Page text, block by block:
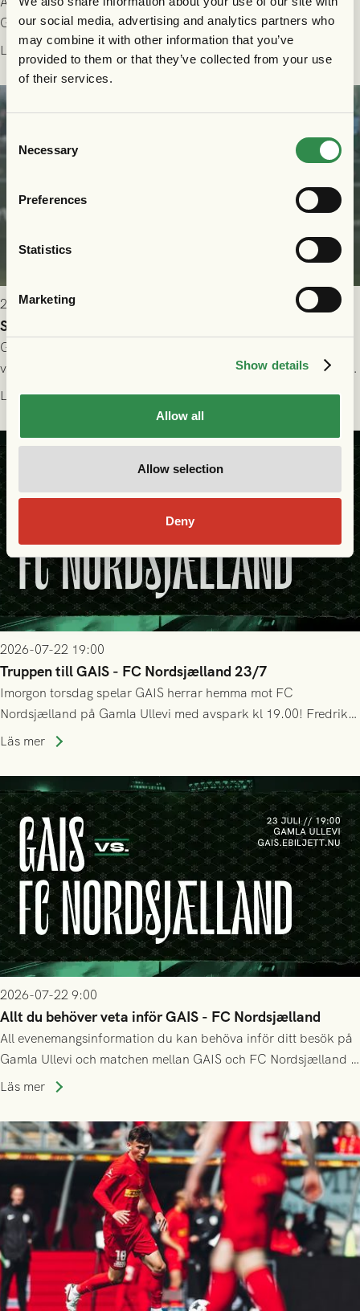
our social media, advertising and analytics partners who
may combine it with other information that you’ve
provided to them or that they’ve collected from your use
of their services.
Consent
Selection
Necessary
Preferences
Statistics
Marketing
Show details
Allow all
Allow selection
Deny
Gamla Ullevi och matchen mellan GAIS och Halmstads BK i
Allsvenskan! Avspark kl 16.30 på söndag 26/7.
Läs mer
2026-07-24 16:40
Seger i första kvalmatchen mot FC Nordsjælland
GAIS dominerade i första halvlek och skapade fler chanser,
välförtjänt fick de in ett ledningsmål strax innan halvtid. Efter
halvtidsvilan sjönk tempot när Nordsjälland tilläts ha mer av
bollen, men GAIS försvarade sig disciplinerat och säkrade en
seger! Matchfoto: Mikael Josefsson & Lasse Ekström
Läs mer
2026-07-22 19:00
Truppen till GAIS - FC Nordsjælland 23/7
Imorgon torsdag spelar GAIS herrar hemma mot FC
Nordsjælland på Gamla Ullevi med avspark kl 19.00! Fredrik
Holmberg och ledarstaben har tagit ut följande trupp till
Läs mer
2026-07-22 9:00
Allt du behöver veta inför GAIS - FC Nordsjælland
All evenemangsinformation du kan behöva inför ditt besök på
Gamla Ullevi och matchen mellan GAIS och FC Nordsjælland i
kvalet till Conference League! Avspark kl 19.00 på torsdag
Läs mer